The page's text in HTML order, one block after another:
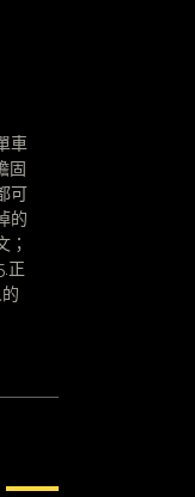
車
固
可
的
；
正